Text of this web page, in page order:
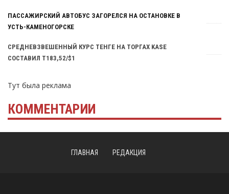
ПАССАЖИРСКИЙ АВТОБУС ЗАГОРЕЛСЯ НА ОСТАНОВКЕ В
УСТЬ-КАМЕНОГОРСКЕ
СРЕДНЕВЗВЕШЕННЫЙ КУРС ТЕНГЕ НА ТОРГАХ KASE
СОСТАВИЛ Т183,52/$1
Тут была реклама
КОММЕНТАРИИ
ГЛАВНАЯ РЕДАКЦИЯ